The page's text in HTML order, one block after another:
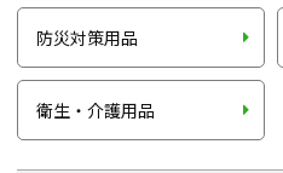
防災対策用品
衛生・介護用品